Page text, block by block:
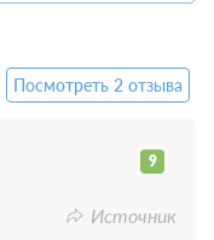
Посмотреть 2 отзыва
9
Источник